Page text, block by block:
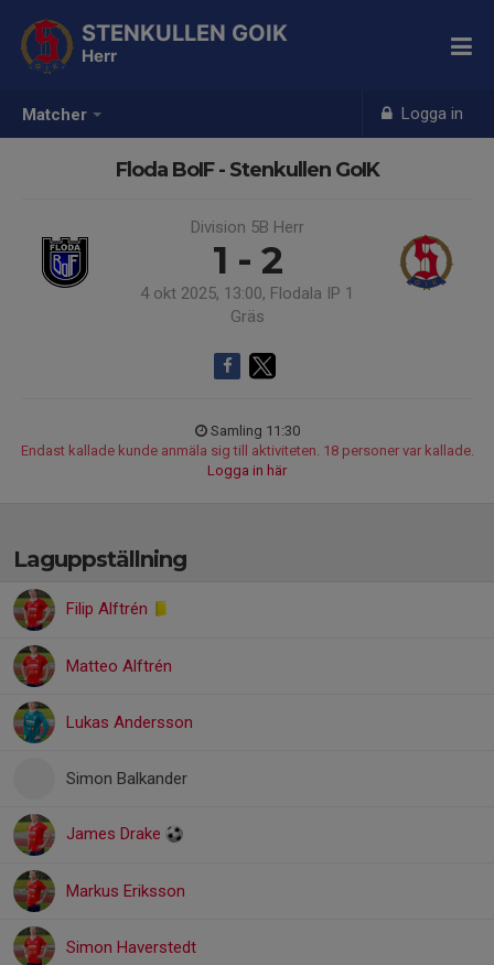
Matcher Logga in
STENKULLEN GOIK
Herr
Floda BoIF - Stenkullen GoIK
Division 5B Herr
1 - 2
4 okt 2025, 13:00, Flodala IP 1
Gräs
Samling 11:30
Endast kallade kunde anmäla sig till aktiviteten. 18 personer var kallade.
Logga in här
Laguppställning
Filip Alftrén
Matteo Alftrén
Lukas Andersson
Simon Balkander
James Drake
Markus Eriksson
Simon Haverstedt